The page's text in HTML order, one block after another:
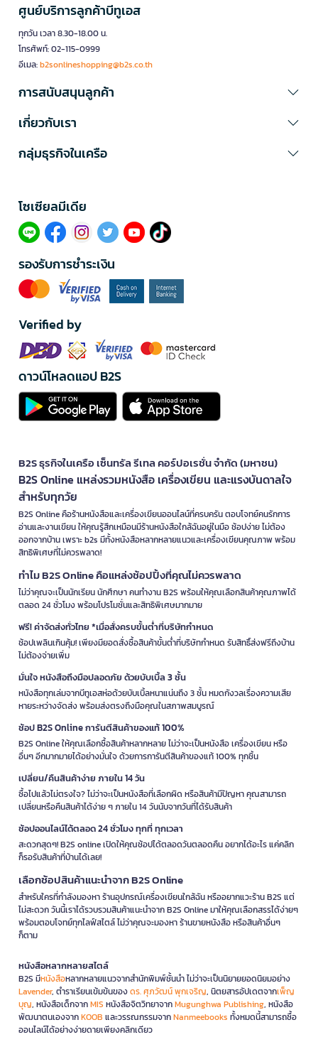
ศูนย์บริการลูกค้าบีทูเอส
ทุกวัน เวลา 8.30-18.00 น.
โทรศัพท์: 02-115-0999
อีเมล:b2sonlineshopping@b2s.co.th
การสนับสนุนลูกค้า
เกี่ยวกับเรา
กลุ่มธุรกิจในเครือ
โซเซียลมีเดีย​
รองรับการชำระเงิน
Verified by
ดาวน์โหลดแอป B2S
B2S ธุรกิจในเครือ เซ็นทรัล รีเทล คอร์ปอเรชั่น จำกัด (มหาชน)
B2S Online แหล่งรวมหนังสือ เครื่องเขียน และแรงบันดาลใจ
สำหรับทุกวัย
B2S Online คือร้านหนังสือและเครื่องเขียนออนไลน์ที่ครบครัน ตอบโจทย์คนรักการ
อ่านและงานเขียน ให้คุณรู้สึกเหมือนมีร้านหนังสือใกล้ฉันอยู่ในมือ ช้อปง่าย ไม่ต้อง
ออกจากบ้าน เพราะ b2s มีทั้งหนังสือหลากหลายแนวและเครื่องเขียนคุณภาพ พร้อม
สิทธิพิเศษที่ไม่ควรพลาด!
ทำไม B2S Online คือแหล่งช้อปปิ้งที่คุณไม่ควรพลาด
ไม่ว่าคุณจะเป็นนักเรียน นักศึกษา คนทำงาน B2S พร้อมให้คุณเลือกสินค้าคุณภาพได้
ตลอด 24 ชั่วโมง พร้อมโปรโมชั่นและสิทธิพิเศษมากมาย
ฟรี! ค่าจัดส่งทั่วไทย *เมื่อสั่งครบขั้นต่ำที่บริษัทกำหนด
ช้อปเพลินเกินคุ้ม! เพียงมียอดสั่งซื้อสินค้าขั้นต่ำที่บริษัทกำหนด รับสิทธิ์ส่งฟรีถึงบ้าน
ไม่ต้องจ่ายเพิ่ม
มั่นใจ หนังสือถึงมือปลอดภัย ด้วยบับเบิ้ล 3 ชั้น
หนังสือทุกเล่มจากบีทูเอสห่อด้วยบับเบิ้ลหนาแน่นถึง 3 ชั้น หมดกังวลเรื่องความเสีย
หายระหว่างจัดส่ง พร้อมส่งตรงถึงมือคุณในสภาพสมบูรณ์
ช้อป B2S Online การันตีสินค้าของแท้ 100%
B2S Online ให้คุณเลือกซื้อสินค้าหลากหลาย ไม่ว่าจะเป็นหนังสือ เครื่องเขียน หรือ
อื่นๆ อีกมากมายได้อย่างมั่นใจ ด้วยการการันตีสินค้าของแท้ 100% ทุกชิ้น
เปลี่ยน/คืนสินค้าง่าย ภายใน 14 วัน
ซื้อไปแล้วไม่ตรงใจ? ไม่ว่าจะเป็นหนังสือที่เลือกผิด หรือสินค้ามีปัญหา คุณสามารถ
เปลี่ยนหรือคืนสินค้าได้ง่าย ๆ ภายใน 14 วันนับจากวันที่ได้รับสินค้า
ช้อปออนไลน์ได้ตลอด 24 ชั่วโมง ทุกที่ ทุกเวลา
สะดวกสุดๆ! B2S online เปิดให้คุณช้อปได้ตลอดวันตลอดคืน อยากได้อะไร แค่คลิก
ก็รอรับสินค้าที่บ้านได้เลย!
เลือกช้อปสินค้าแนะนำจาก B2S Online
สำหรับใครที่กำลังมองหา ร้านอุปกรณ์เครื่องเขียนใกล้ฉัน หรืออยากแวะร้าน B2S แต่
ไม่สะดวก วันนี้เราได้รวบรวมสินค้าแนะนำจาก B2S Online มาให้คุณเลือกสรรได้ง่ายๆ
พร้อมตอบโจทย์ทุกไลฟ์สไตล์ ไม่ว่าคุณจะมองหา ร้านขายหนังสือ หรือสินค้าอื่นๆ
ก็ตาม
หนังสือหลากหลายสไตล์
B2S มีหนังสือหลากหลายแนวจากสำนักพิมพ์ชั้นนำ ไม่ว่าจะเป็นนิยายยอดนิยมอย่าง
Lavender, ตำราเรียนเข้มข้นของดร. ศุภวัฒน์ พุกเจริญ, นิตยสารอัปเดตจากเพ็ญ
บุญ, หนังสือเด็กจากMIS หนังสือจิตวิทยาจากMugunghwa Publishing, หนังสือ
พัฒนาตนเองจากKOOB และวรรณกรรมจากNanmeebooks ทั้งหมดนี้สามารถซื้อ
ออนไลน์ได้อย่างง่ายดายเพียงคลิกเดียว